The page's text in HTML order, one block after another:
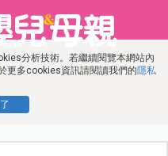
分析技術。若繼續閱覽本網站內
更多cookies資訊請閱讀我們的隱私